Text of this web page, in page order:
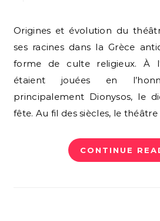
Origines et évolution du théâtreLe théâtre trouve
ses racines dans la Grèce
forme de culte religieux. À
étaient jouées en
principalement Dionysos, le
fête. Au fil des siècles, le
CONTINUE